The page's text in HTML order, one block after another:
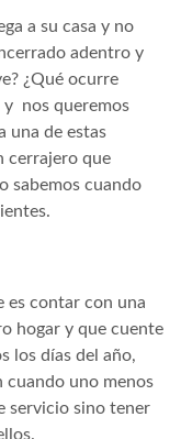
a su casa y no
adentro y
¿Qué ocurre
y nos queremos
una de estas
cerrajero que
sabemos cuando
es contar con una
hogar y que cuente
los días del año,
cuando uno menos
servicio sino tener